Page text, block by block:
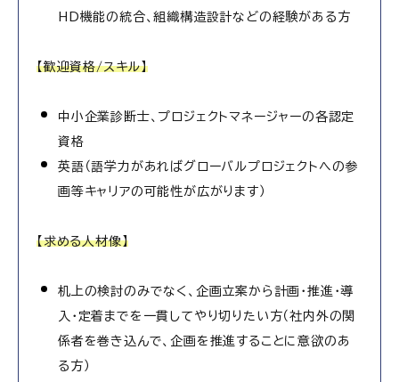
HD機能の統合、組織構造設計などの経験がある方
【歓迎資格/スキル】
中小企業診断士、プロジェクトマネージャーの各認定
資格
英語（語学力があればグローバルプロジェクトへの参
画等キャリアの可能性が広がります）
【求める人材像】
机上の検討のみでなく、企画立案から計画・推進・導
入・定着までを一貫してやり切りたい方（社内外の関
係者を巻き込んで、企画を推進することに意欲のあ
る方）